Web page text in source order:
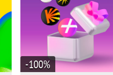
-100%